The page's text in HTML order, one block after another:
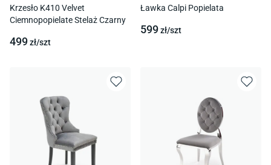
Krzesło K410 Velvet
Ciemnopopielate Stelaż Czarny
499zł/szt
Ławka Calpi Popielata
599zł/szt